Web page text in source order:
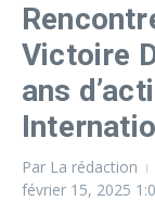
Victoire
ans
Par La rédaction
février 15, 2025